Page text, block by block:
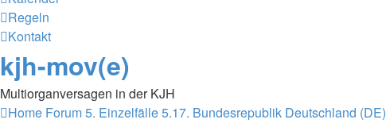
Regeln
Kontakt
kjh-mov(e)
Multiorganversagen in der KJH
Home Forum5. Einzelfälle5.17. Bundesrepublik Deutschland (DE)